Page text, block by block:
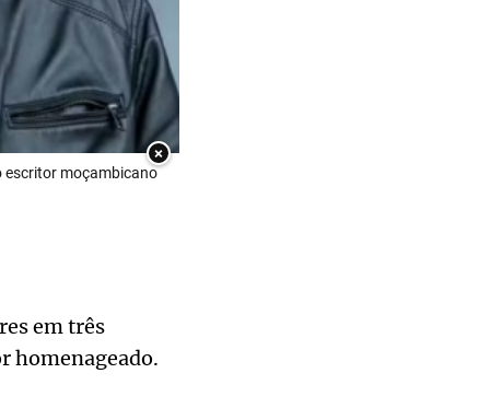
×
escritor moçambicano
em três
homenageado.